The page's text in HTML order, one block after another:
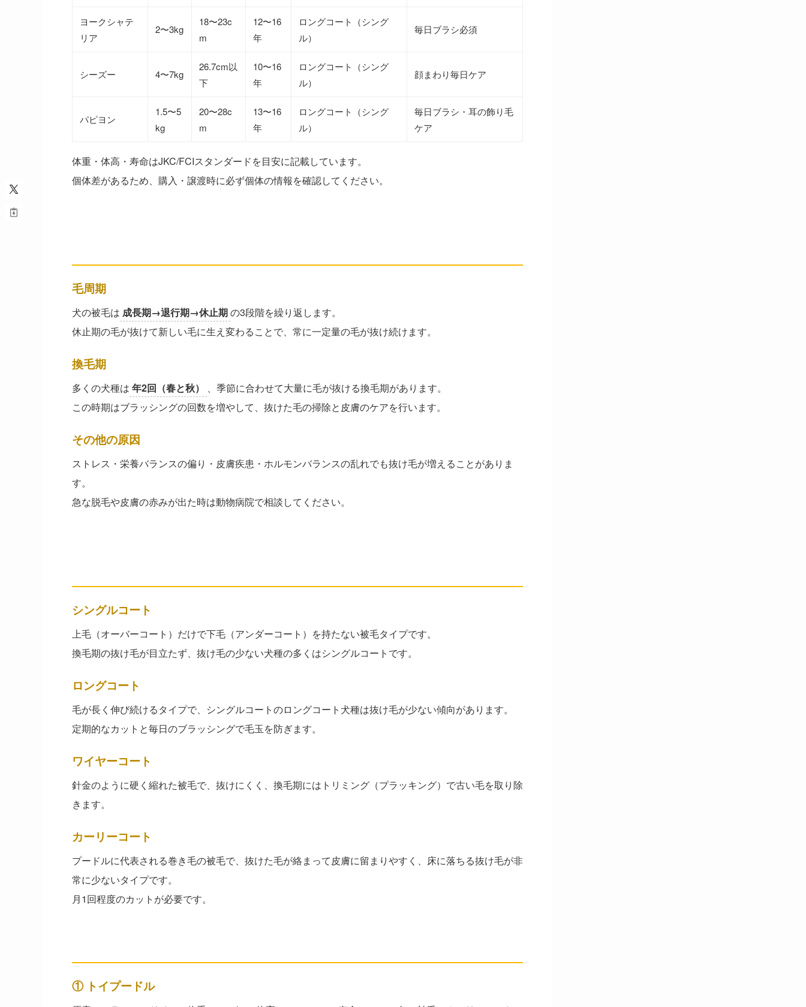
ヨークシャテ
リア
2〜3kg
18〜23c
m
12〜16
年
ロングコート（シング
ル）
毎日ブラシ必須
シーズー 4〜7kg
26.7cm以
下
10〜16
年
ロングコート（シング
ル）
顔まわり毎日ケア
パピヨン
1.5〜5
kg
20〜28c
m
13〜16
年
ロングコート（シング
ル）
毎日ブラシ・耳の飾り毛
ケア
体重・体高・寿命はJKC/FCIスタンダードを目安に記載しています。
個体差があるため、購入・譲渡時に必ず個体の情報を確認してください。
毛周期
犬の被毛は 成長期→退行期→休止期の3段階を繰り返します。
休止期の毛が抜けて新しい毛に生え変わることで、常に一定量の毛が抜け続けます。
換毛期
多くの犬種は 年2回（春と秋）
、季節に合わせて大量に毛が抜ける換毛期があります。
この時期はブラッシングの回数を増やして、抜けた毛の掃除と皮膚のケアを行います。
その他の原因
ストレス・栄養バランスの偏り・皮膚疾患・ホルモンバランスの乱れでも抜け毛が増えることがありま
す。
急な脱毛や皮膚の赤みが出た時は動物病院で相談してください。
シングルコート
上毛（オーバーコート）だけで下毛（アンダーコート）を持たない被毛タイプです。
換毛期の抜け毛が目立たず、抜け毛の少ない犬種の多くはシングルコートです。
ロングコート
毛が長く伸び続けるタイプで、シングルコートのロングコート犬種は抜け毛が少ない傾向があります。
定期的なカットと毎日のブラッシングで毛玉を防ぎます。
ワイヤーコート
針金のように硬く縮れた被毛で、抜けにくく、換毛期にはトリミング（プラッキング）で古い毛を取り除
きます。
カーリーコート
プードルに代表される巻き毛の被毛で、抜けた毛が絡まって皮膚に留まりやすく、床に落ちる抜け毛が非
常に少ないタイプです。
月1回程度のカットが必要です。
① トイプードル